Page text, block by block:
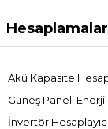
Hesaplamalar
Akü Kapasite
Güneş Paneli Enerji
İnvertör Hesaplayıcı